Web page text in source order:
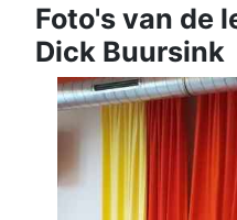
Foto's van de
Dick Buursink